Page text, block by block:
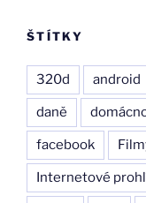
ŠTÍTKY
320d android
daně
facebook
Internetové